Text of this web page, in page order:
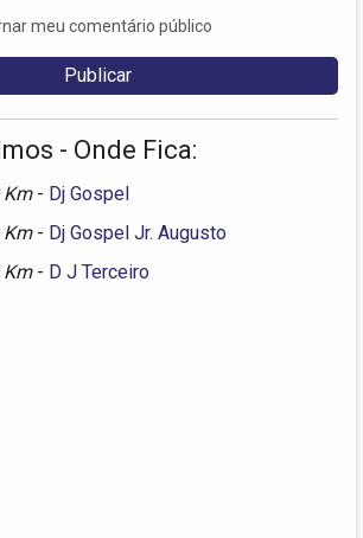
meu comentário público
- Onde Fica:
Km - Dj Gospel
Km - Dj Gospel Jr. Augusto
Km - D J Terceiro